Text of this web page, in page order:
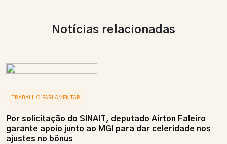
Notícias relacionadas
TRABALHO PARLAMENTAR
Por solicitação do SINAIT, deputado Airton Faleiro
garante apoio junto ao MGI para dar celeridade nos
ajustes no bônus